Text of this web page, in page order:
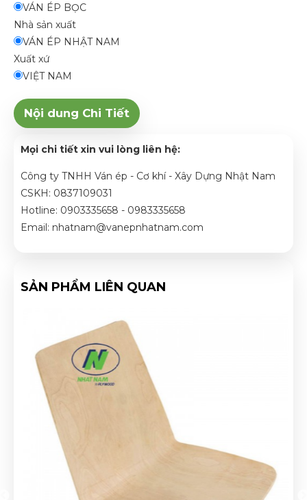
VÁN ÉP BỌC
Nhà sản xuất
VÁN ÉP NHẬT NAM
Xuất xứ
VIỆT NAM
Nội dung Chi Tiết
Mọi chi tiết xin vui lòng liên hệ:
Công ty TNHH Ván ép - Cơ khí - Xây Dựng Nhật Nam
CSKH: 0837109031
Hotline: 0903335658 - 0983335658
Email: nhatnam@vanepnhatnam.com
SẢN PHẨM LIÊN QUAN